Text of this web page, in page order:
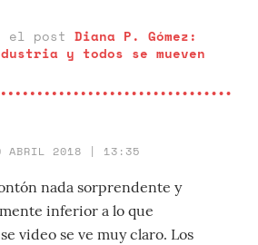
el post Diana P. Gómez:
y todos se mueven
ABRIL 2018 | 13:35
nada sorprendente y
inferior a lo que
video se ve muy claro. Los